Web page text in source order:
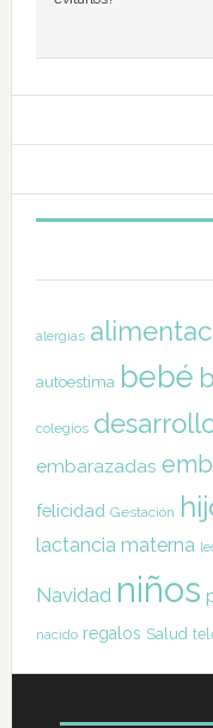
alergias
autoestima bebé
colegios
embarazadas
felicidad Gestación
lactancia materna
Navidad niños
nacido regalos Salud